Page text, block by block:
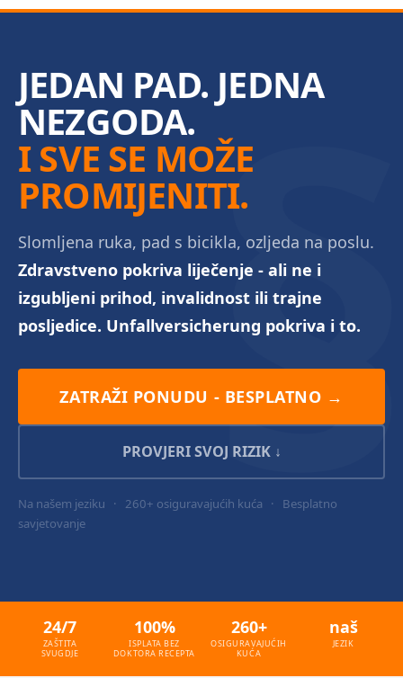
JEDAN PAD. JEDNA
NEZGODA.
I SVE SE MOŽE
PROMIJENITI.
Slomljena ruka, pad s bicikla, ozljeda na poslu.
Zdravstveno pokriva liječenje - ali ne i
izgubljeni prihod, invalidnost ili trajne
posljedice. Unfallversicherung pokriva i to.
ZATRAŽI PONUDU - BESPLATNO →
PROVJERI SVOJ RIZIK ↓
Na našem jeziku · 260+ osiguravajućih kuća ·
Besplatno
savjetovanje
24/7
ZAŠTITA
SVUGDJE
100%
ISPLATA BEZ
DOKTORA RECEPTA
260+
OSIGURAVAJUĆIH
KUĆA
naš
JEZIK